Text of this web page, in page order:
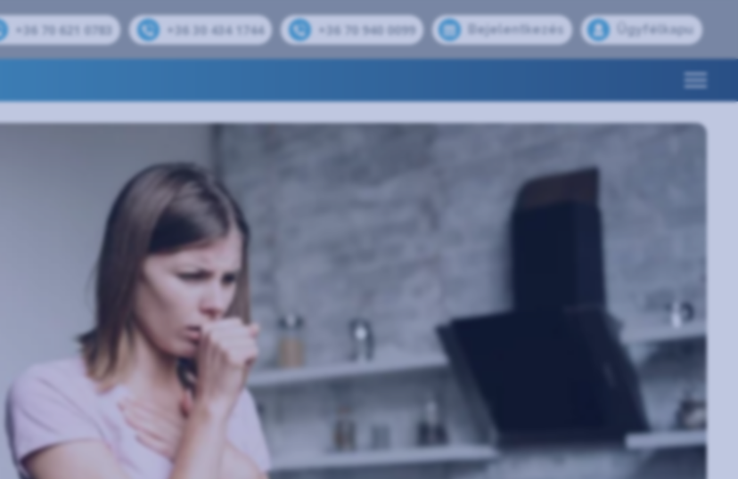
+36 70 621 0783 +36 30 434 1744 +36 70 940 0099 Bejelentkezés Ügyfélkapu